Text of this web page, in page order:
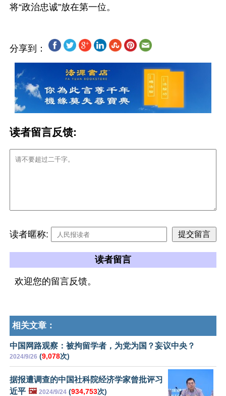
分享到：
读者留言反馈:
读者暱称:
读者留言
欢迎您的留言反馈。
相关文章：
中国网路观察：被拘留学者，为党为国？妄议中央？
2024/9/26 (9,078次)
据报遭调查的中国社科院经济学家曾批评习
近平 🖼️ 2024/9/24 (934,753次)